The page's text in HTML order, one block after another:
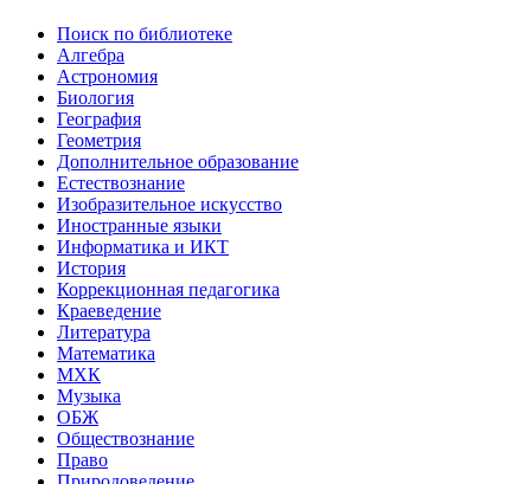
Поиск по библиотеке
Алгебра
Астрономия
Биология
География
Геометрия
Дополнительное образование
Естествознание
Изобразительное искусство
Иностранные языки
Информатика и ИКТ
История
Коррекционная педагогика
Краеведение
Литература
Математика
МХК
Музыка
ОБЖ
Обществознание
Право